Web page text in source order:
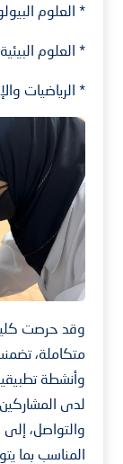
* العلوم
* العلوم البيئية
* الرياضيات
وقد حرصت
متكاملة،
وأنشطة
لدى
والتواصل،
المناسب بما